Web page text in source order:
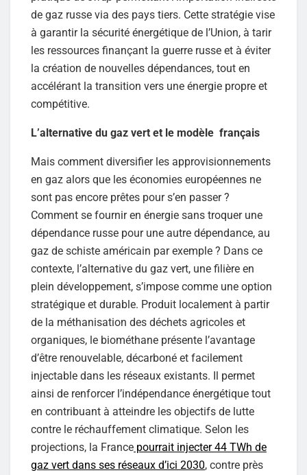
de gaz russe via des pays tiers. Cette stratégie vise
à garantir la sécurité énergétique de l’Union, à tarir
les ressources finançant la guerre russe et à éviter
la création de nouvelles dépendances, tout en
accélérant la transition vers une énergie propre et
compétitive.
L’alternative du gaz vert et le modèle français
Mais comment diversifier les approvisionnements
en gaz alors que les économies européennes ne
sont pas encore prêtes pour s’en passer ?
Comment se fournir en énergie sans troquer une
dépendance russe pour une autre dépendance, au
gaz de schiste américain par exemple ? Dans ce
contexte, l’alternative du gaz vert, une filière en
plein développement, s’impose comme une option
stratégique et durable. Produit localement à partir
de la méthanisation des déchets agricoles et
organiques, le biométhane présente l’avantage
d’être renouvelable, décarboné et facilement
injectable dans les réseaux existants. Il permet
ainsi de renforcer l’indépendance énergétique tout
en contribuant à atteindre les objectifs de lutte
contre le réchauffement climatique. Selon les
projections, la France pourrait injecter 44 TWh de
gaz vert dans ses réseaux d’ici 2030, contre près